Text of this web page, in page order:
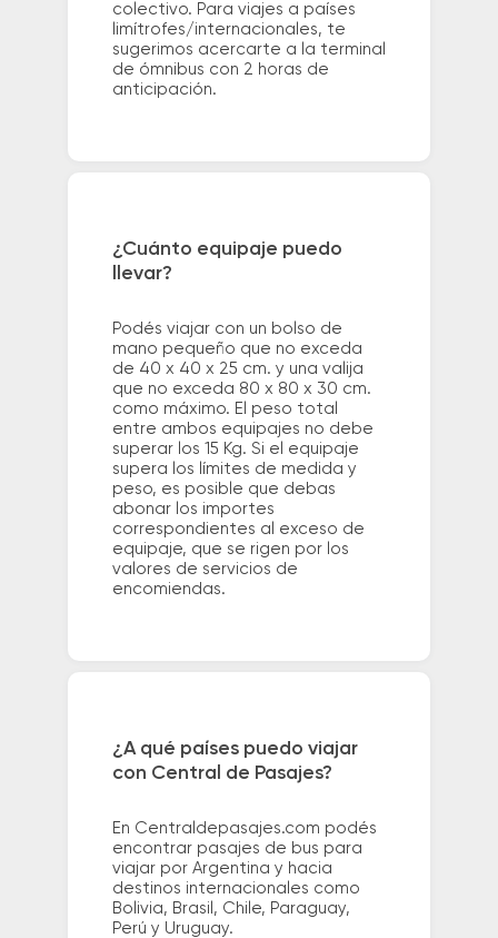
colectivo. Para viajes a países
limítrofes/internacionales, te
sugerimos acercarte a la terminal
de ómnibus con 2 horas de
anticipación.
¿Cuánto equipaje puedo
llevar?
Podés viajar con un bolso de
mano pequeño que no exceda
de 40 x 40 x 25 cm. y una valija
que no exceda 80 x 80 x 30 cm.
como máximo. El peso total
entre ambos equipajes no debe
superar los 15 Kg. Si el equipaje
supera los límites de medida y
peso, es posible que debas
abonar los importes
correspondientes al exceso de
equipaje, que se rigen por los
valores de servicios de
encomiendas.
¿A qué países puedo viajar
con Central de Pasajes?
En Centraldepasajes.com podés
encontrar pasajes de bus para
viajar por Argentina y hacia
destinos internacionales como
Bolivia, Brasil, Chile, Paraguay,
Perú y Uruguay.